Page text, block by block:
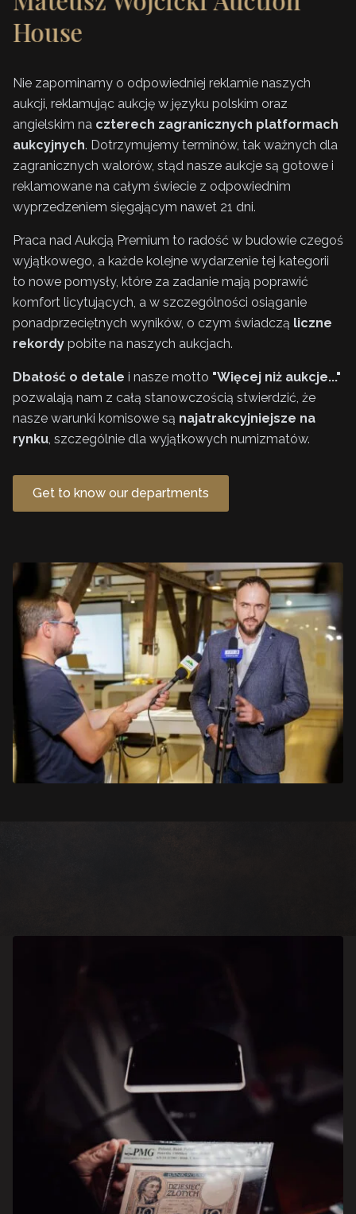
House
Nie zapominamy o odpowiedniej reklamie naszych
aukcji, reklamując aukcję w języku polskim oraz
angielskim na czterech zagranicznych platformach
aukcyjnych. Dotrzymujemy terminów, tak ważnych dla
zagranicznych walorów, stąd nasze aukcje są gotowe i
reklamowane na całym świecie z odpowiednim
wyprzedzeniem sięgającym nawet 21 dni.
Praca nad Aukcją Premium to radość w budowie czegoś
wyjątkowego, a każde kolejne wydarzenie tej kategorii
to nowe pomysły, które za zadanie mają poprawić
komfort licytujących, a w szczególności osiąganie
ponadprzeciętnych wyników, o czym świadczą liczne
rekordy pobite na naszych aukcjach.
Dbałość o detale i nasze motto "Więcej niż aukcje..."
pozwalają nam z całą stanowczością stwierdzić, że
nasze warunki komisowe są najatrakcyjniejsze na
rynku, szczególnie dla wyjątkowych numizmatów.
Get to know our departments